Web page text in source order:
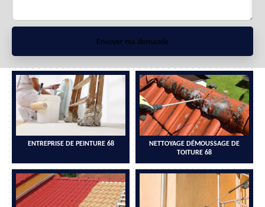
ENTREPRISE DE PEINTURE 68
NETTOYAGE DÉMOUSSAGE DE
TOITURE 68